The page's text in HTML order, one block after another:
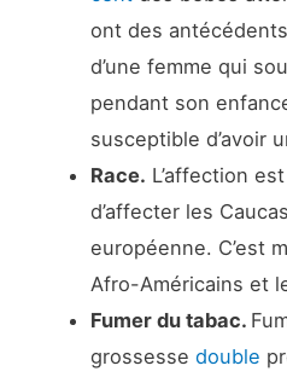
ont des
d’une femme qui
pendant son
susceptible d’avoir
Race. L’affection
d’affecter les
européenne. C’est
Afro-Américains et
Fumer du tabac.
grossesse double